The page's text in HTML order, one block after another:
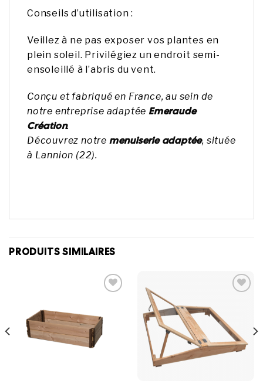
Conseils d’utilisation :
Veillez à ne pas exposer vos plantes en
plein soleil. Privilégiez un endroit semi-
ensoleillé à l’abris du vent.
Conçu et fabriqué en France, au sein de
notre entreprise adaptée Emeraude
Création.
Découvrez notre menuiserie adaptée, située
à Lannion (22).
PRODUITS SIMILAIRES
Ajouter
à la
wishlist
Ajouter
à la
wishlist